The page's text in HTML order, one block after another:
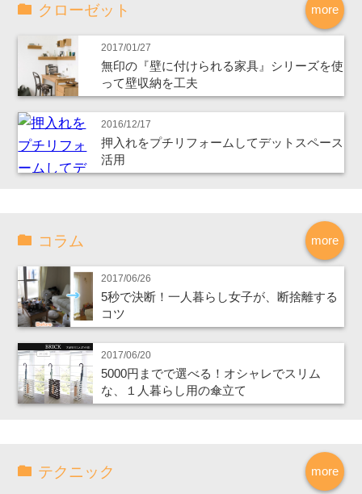
more
クローゼット
2017/01/27
無印の『壁に付けられる家具』シリーズを使
って壁収納を工夫
2016/12/17
押入れをプチリフォームしてデットスペース
活用
more
コラム
2017/06/26
5秒で決断！一人暮らし女子が、断捨離する
コツ
2017/06/20
5000円までで選べる！オシャレでスリム
な、１人暮らし用の傘立て
more
テクニック